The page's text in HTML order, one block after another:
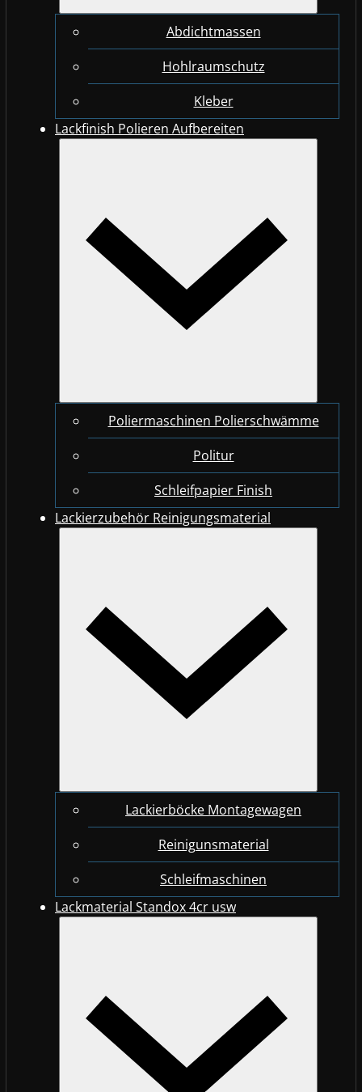
Abdichtmassen
Hohlraumschutz
Kleber
Lackfinish Polieren Aufbereiten
Poliermaschinen Polierschwämme
Politur
Schleifpapier Finish
Lackierzubehör Reinigungsmaterial
Lackierböcke Montagewagen
Reinigunsmaterial
Schleifmaschinen
Lackmaterial Standox 4cr usw